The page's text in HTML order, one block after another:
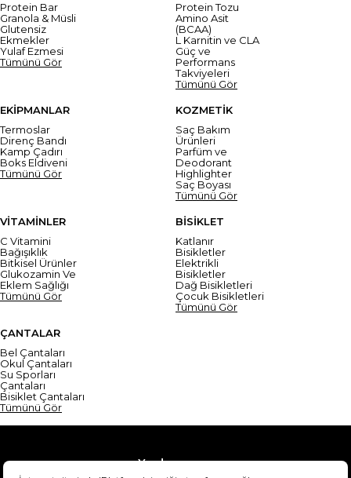
Protein Bar
Granola & Müsli
Glutensiz
Ekmekler
Yulaf Ezmesi
Tümünü Gör
Protein Tozu
Amino Asit
(BCAA)
L Karnitin ve CLA
Güç ve
Performans
Takviyeleri
Tümünü Gör
EKİPMANLAR
Termoslar
Direnç Bandı
Kamp Çadırı
Boks Eldiveni
Tümünü Gör
KOZMETİK
Saç Bakım
Ürünleri
Parfüm ve
Deodorant
Highlighter
Saç Boyası
Tümünü Gör
VİTAMİNLER
C Vitamini
Bağışıklık
Bitkisel Ürünler
Glukozamin Ve
Eklem Sağlığı
Tümünü Gör
BİSİKLET
Katlanır
Bisikletler
Elektrikli
Bisikletler
Dağ Bisikletleri
Çocuk Bisikletleri
Tümünü Gör
ÇANTALAR
Bel Çantaları
Okul Çantaları
Su Sporları
Çantaları
Bisiklet Çantaları
Tümünü Gör
Yardım